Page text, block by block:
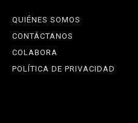
QUIÉNES SOMOS
CONTÁCTANOS
COLABORA
POLÍTICA DE PRIVACIDAD